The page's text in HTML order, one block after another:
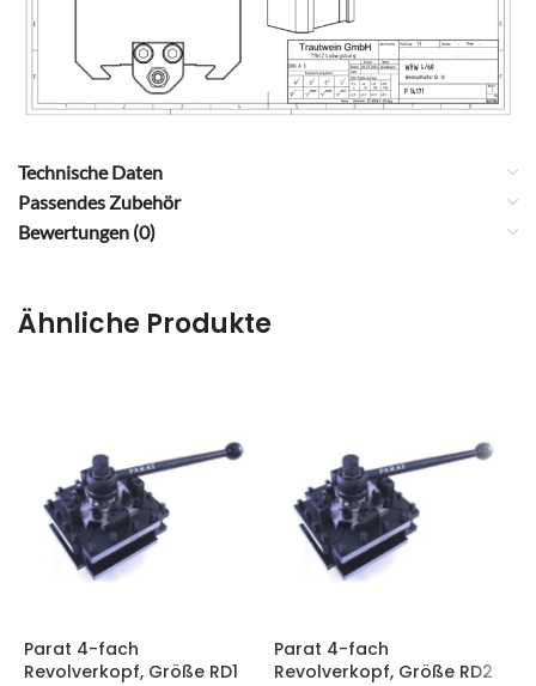
Technische Daten
Passendes Zubehör
Bewertungen (0)
Ähnliche Produkte
Parat 4-fach
Revolverkopf, Größe RD1
Parat 4-fach
Revolverkopf, Größe RD2